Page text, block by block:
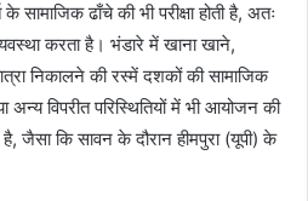
ढाँचे की भी परीक्षा होती है, अतः
करता है। भंडारे में खाना खाने,
निकालने की रस्में दशकों की सामाजिक
विपरीत परिस्थितियों में भी आयोजन की
है, जैसा कि सावन के दौरान हीमपुरा (यूपी) के